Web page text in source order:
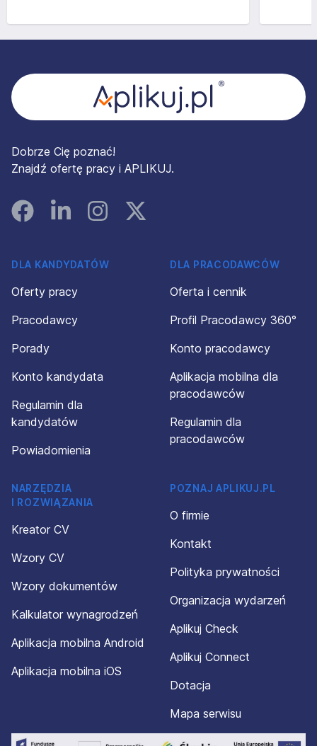
Dobrze Cię poznać!
Znajdź ofertę pracy i APLIKUJ.
FacebookLinked InInstagramInstagram
DLA KANDYDATÓW
Oferty pracy
Pracodawcy
Porady
Konto kandydata
Regulamin dla
kandydatów
Powiadomienia
DLA PRACODAWCÓW
Oferta i cennik
Profil Pracodawcy 360°
Konto pracodawcy
Aplikacja mobilna dla
pracodawców
Regulamin dla
pracodawców
NARZĘDZIA
I ROZWIĄZANIA
Kreator CV
Wzory CV
Wzory dokumentów
Kalkulator wynagrodzeń
Aplikacja mobilna Android
Aplikacja mobilna iOS
POZNAJ APLIKUJ.PL
O firmie
Kontakt
Polityka prywatności
Organizacja wydarzeń
Aplikuj Check
Aplikuj Connect
Dotacja
Mapa serwisu